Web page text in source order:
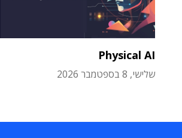
Physical AI
שלישי, 8 בספטמבר 2026